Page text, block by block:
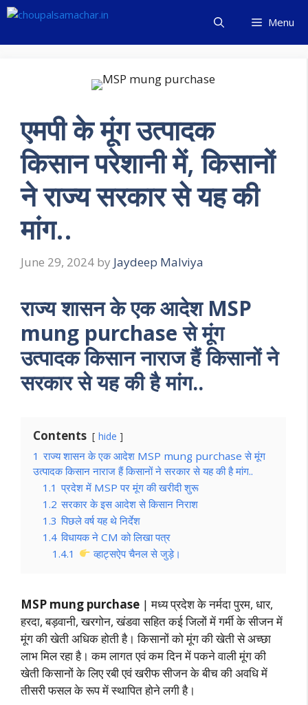
Skip
content
Menu
एमपी के मूंग उत्पादक
किसान परेशानी में, किसानों
ने राज्य सरकार से यह की
मांग..
June 29, 2024 by Jaydeep Malviya
राज्य शासन के एक आदेश MSP
mung purchase से मूंग
उत्पादक किसान नाराज हैं किसानों ने
सरकार से यह की है मांग..
Contents hide
1 राज्य शासन के एक आदेश MSP mung purchase से मूंग
उत्पादक किसान नाराज हैं किसानों ने सरकार से यह की है मांग..
1.1 प्रदेश में MSP पर मूंग की खरीदी शुरू
1.2 सरकार के इस आदेश से किसान निराश
1.3 पिछले वर्ष यह थे निर्देश
1.4 विधायक ने CM को लिखा पत्र
1.4.1
व्हाट्सऐप चैनल से जुड़े।
MSP mung purchase | मध्य प्रदेश के नर्मदा पुरम, धार,
हरदा, बड़वानी, खरगोन, खंडवा सहित कई जिलों में गर्मी के सीजन में
मूंग की खेती अधिक होती है। किसानों को मूंग की खेती से अच्छा
लाभ मिल रहा है। कम लागत एवं कम दिन में पकने वाली मूंग की
खेती किसानों के लिए रबी एवं खरीफ सीजन के बीच की अवधि में
तीसरी फसल के रूप में स्थापित होने लगी है।